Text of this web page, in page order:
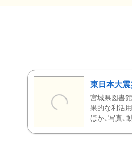
東日本大
宮城県図書
果的な利活
ほか、写真、